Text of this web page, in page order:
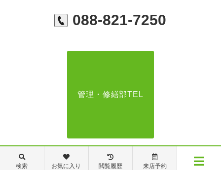
088-821-7250
管理・修繕部TEL
088-821-7272
検索 お気に入り 閲覧履歴 来店予約